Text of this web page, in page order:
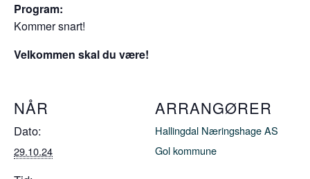
Program:
Kommer snart!
Velkommen skal du være!
NÅR
Dato:
29.10.24
ARRANGØRER
Hallingdal Næringshage AS
Gol kommune